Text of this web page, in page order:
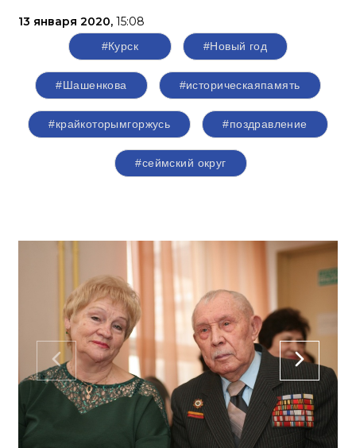
13 января 2020, 15:08
#Курск #Новый год
#Шашенкова #историческаяпамять
#крайкоторымгоржусь #поздравление
#сеймский округ